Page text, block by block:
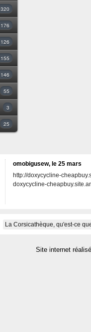
320
176
126
155
146
55
3
25
omobigusew, le 25 mars
http://doxycycline-
doxycycline-
La Corsicathèque, qu'est-ce
Site internet